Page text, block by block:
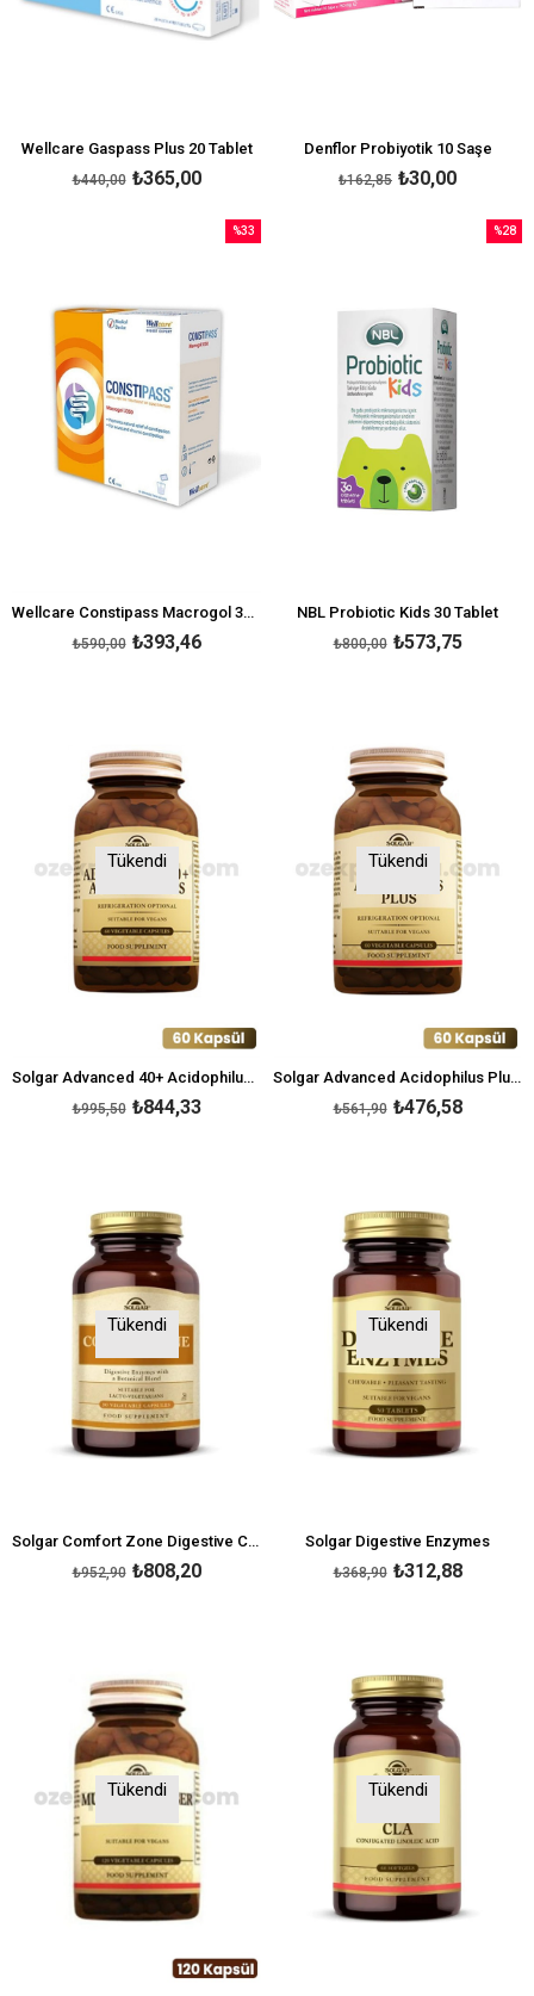
Wellcare Gaspass Plus 20 Tablet
₺365,00
₺440,00
Denflor Probiyotik 10 Saşe
₺30,00
₺162,85
Wellcare Constipass Macrogol 3350 10 Saşe
₺393,46
₺590,00
%33
NBL Probiotic Kids 30 Tablet
₺573,75
₺800,00
%28
Tükendi
Solgar Advanced 40+ Acidophilus 60 Kapsül
₺844,33
₺995,50
Tükendi
Solgar Advanced Acidophilus Plus 60 Kapsül
₺476,58
₺561,90
Tükendi
Solgar Comfort Zone Digestive Complex 90 Kapsül
₺808,20
₺952,90
Tükendi
Solgar Digestive Enzymes
₺312,88
₺368,90
Tükendi Tükendi